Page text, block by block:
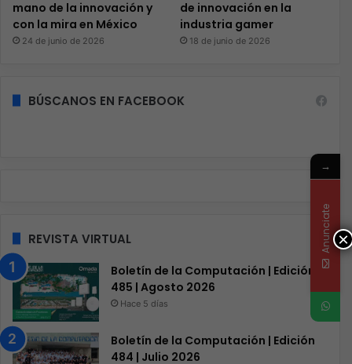
mano de la innovación y
con la mira en México
24 de junio de 2026
de innovación en la
industria gamer
18 de junio de 2026
BÚSCANOS EN FACEBOOK
REVISTA VIRTUAL
Boletín de la Computación | Edición
485 | Agosto 2026
Hace 5 días
Boletín de la Computación | Edición
484 | Julio 2026
×
→
Anunciate